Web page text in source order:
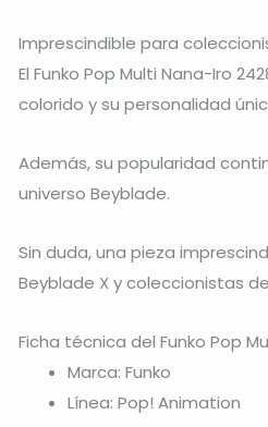
Imprescindible para
El Funko Pop Multi Nana-Iro
colorido y su personalidad
Además, su popularidad
universo Beyblade.
Sin duda, una pieza
Beyblade Xy coleccionistas
Ficha técnica del Funko Pop
Marca: Funko
Línea: Pop! Animation